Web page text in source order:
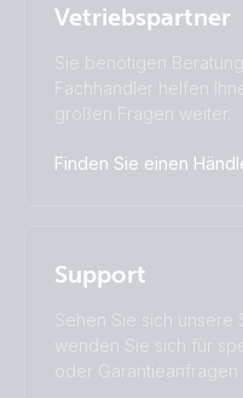
Deutsch
Change language
Čeština
Deutsch
Italiano
Suomalainen
Русский
中國人
Subscribe
Vetriebspartner
Sie benötigen
Fachhändler helfen
großen Fragen weiter.
Finden Sie einen
Support
Sehen Sie sich
wenden Sie sich für
oder